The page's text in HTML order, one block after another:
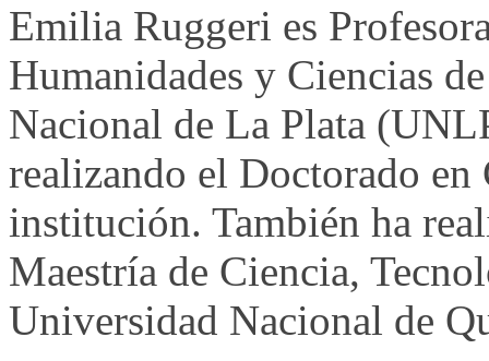
Emilia Ruggeri es
Humanidades y Ciencias
Nacional de La Plata
realizando el Doctorado en
institución. También ha
Maestría de Ciencia,
Universidad Nacional de